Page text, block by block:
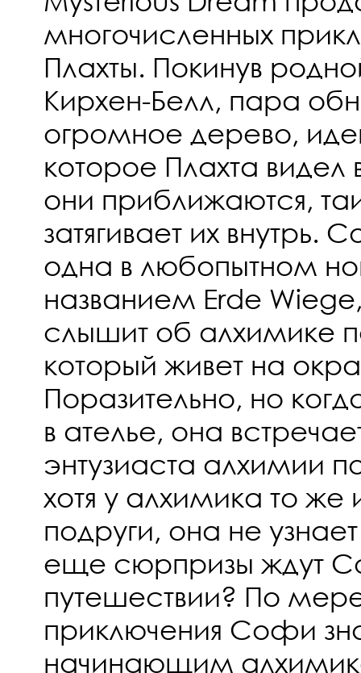
многочисленных
Плахты. Покинув
Кирхен-Белл, пара
огромное дерево,
которое Плахта видел
они приближаются,
затягивает их
одна в любопытном
названием Erde
слышит об алхимике
который живет на
Поразительно, но
в ателье, она
энтузиаста алхимии
хотя у алхимика то же
подруги, она не
еще сюрпризы ждут
путешествии? По
приключения Софи
начинающим